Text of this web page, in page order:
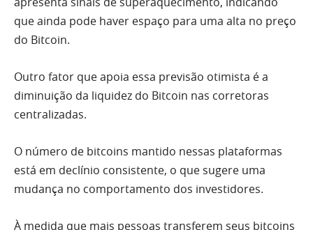
que ainda pode haver espaço para uma alta no preço
do Bitcoin.
Outro fator que apoia essa previsão otimista é a
diminuição da liquidez do Bitcoin nas corretoras
centralizadas.
O número de bitcoins mantido nessas plataformas
está em declínio consistente, o que sugere uma
mudança no comportamento dos investidores.
À medida que mais pessoas transferem seus bitcoins